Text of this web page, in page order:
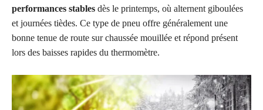
performances stables dès le printemps, où alternent giboulées
et journées tièdes. Ce type de pneu offre généralement une
bonne tenue de route sur chaussée mouillée et répond présent
lors des baisses rapides du thermomètre.